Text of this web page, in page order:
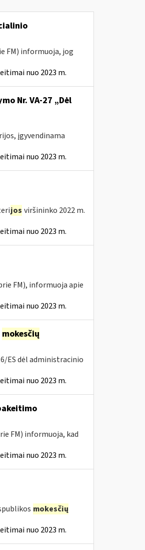
FM) informuoja, jog
nuo 2023 m.
Nr. VA-27 „Dėl
įgyvendinama
nuo 2023 m.
jos viršininko 2022 m.
nuo 2023 m.
FM), informuoja apie
nuo 2023 m.
mokesčių
ES dėl administracinio
nuo 2023 m.
FM) informuoja, kad
nuo 2023 m.
mokesčių
nuo 2023 m.